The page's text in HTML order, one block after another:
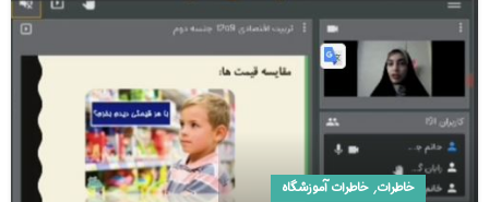
خاطرات, خاطرات آموزشگاه